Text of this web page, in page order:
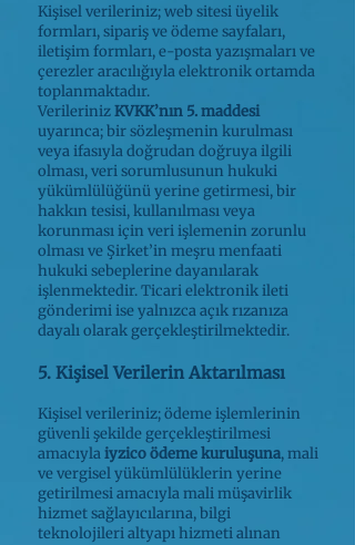
Kişisel verileriniz; web sitesi üyelik
formları, sipariş ve ödeme sayfaları,
iletişim formları, e-posta yazışmaları ve
çerezler aracılığıyla elektronik ortamda
toplanmaktadır.
VerilerinizKVKK’nın 5. maddesi
uyarınca; bir sözleşmenin kurulması
veya ifasıyla doğrudan doğruya ilgili
olması, veri sorumlusunun hukuki
yükümlülüğünü yerine getirmesi, bir
hakkın tesisi, kullanılması veya
korunması için veri işlemenin zorunlu
olması ve Şirket’in meşru menfaati
hukuki sebeplerine dayanılarak
işlenmektedir. Ticari elektronik ileti
gönderimi ise yalnızca açık rızanıza
dayalı olarak gerçekleştirilmektedir.
5. Kişisel Verilerin Aktarılması
Kişisel verileriniz; ödeme işlemlerinin
güvenli şekilde gerçekleştirilmesi
amacıylaiyzico ödeme kuruluşuna, mali
ve vergisel yükümlülüklerin yerine
getirilmesi amacıyla mali müşavirlik
hizmet sağlayıcılarına, bilgi
teknolojileri altyapı hizmeti alınan